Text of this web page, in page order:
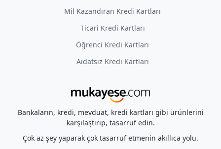
Mil Kazandıran Kredi Kartları
Ticari Kredi Kartları
Öğrenci Kredi Kartları
Aidatsız Kredi Kartları
Bankaların, kredi, mevduat, kredi kartları gibi ürünlerini
karşılaştırıp, tasarruf edin.
Çok az şey yaparak çok tasarruf etmenin akıllıca yolu.